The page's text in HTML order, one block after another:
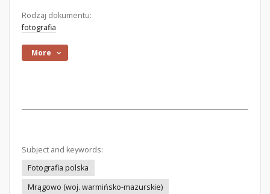
Rodzaj dokumentu:
fotografia
More
Subject and keywords:
Fotografia polska
Mrągowo (woj. warmińsko-mazurskie)